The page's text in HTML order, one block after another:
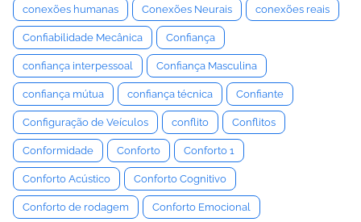
conexões humanas Conexões Neurais conexões reais
Confiabilidade Mecânica Confiança
confiança interpessoal Confiança Masculina
confiança mútua confiança técnica Confiante
Configuração de Veículos conflito Conflitos
Conformidade Conforto Conforto 1
Conforto Acústico Conforto Cognitivo
Conforto de rodagem Conforto Emocional